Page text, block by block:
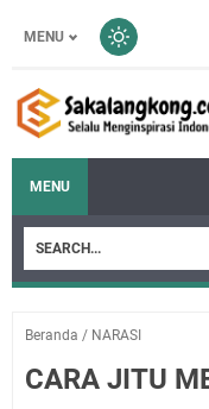
MENU
MENU
Beranda / NARASI
CARA JITU